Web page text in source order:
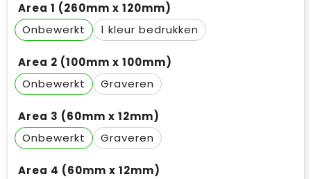
Area 1 (260mm x 120mm)
Onbewerkt
1
Area 2 (100mm x 100mm)
Onbewerkt
Graveren
Area 3 (60mm x 12mm)
Onbewerkt
Graveren
Area 4 (60mm x 12mm)